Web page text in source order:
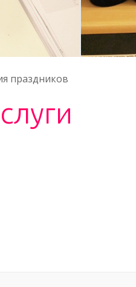
праздников